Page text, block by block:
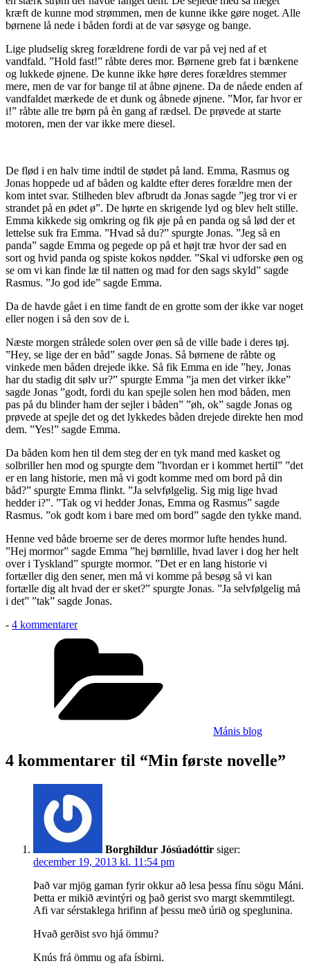
kræft de kunne mod strømmen, men de kunne ikke gøre noget. Alle
børnene lå nede i båden fordi at de var søsyge og bange.
Lige pludselig skreg forældrene fordi de var på vej ned af et
vandfald. ”Hold fast!” råbte deres mor. Børnene greb fat i bænkene
og lukkede øjnene. De kunne ikke høre deres forældres stemmer
mere, men de var for bange til at åbne øjnene. Da de nåede enden af
vandfaldet mærkede de et dunk og åbnede øjnene. ”Mor, far hvor er
i!” råbte alle tre børn på èn gang af rædsel. De prøvede at starte
motoren, men der var ikke mere diesel.
De flød i en halv time indtil de stødet på land. Emma, Rasmus og
Jonas hoppede ud af båden og kaldte efter deres forældre men der
kom intet svar. Stilheden blev afbrudt da Jonas sagde ”jeg tror vi er
strandet på en ødet ø”. De hørte en skrigende lyd og blev helt stille.
Emma kikkede sig omkring og fik øje på en panda og så lød der et
lettelse suk fra Emma. ”Hvad så du?” spurgte Jonas. ”Jeg så en
panda” sagde Emma og pegede op på et højt træ hvor der sad en
sort og hvid panda og spiste kokos nødder. ”Skal vi udforske øen og
se om vi kan finde læ til natten og mad for den sags skyld” sagde
Rasmus. ”Jo god ide” sagde Emma.
Da de havde gået i en time fandt de en grotte som der ikke var noget
eller nogen i så den sov de i.
Næste morgen strålede solen over øen så de ville bade i deres tøj.
”Hey, se lige der en båd” sagde Jonas. Så børnene de råbte og
vinkede men båden drejede ikke. Så fik Emma en ide ”hey, Jonas
har du stadig dit sølv ur?” spurgte Emma ”ja men det virker ikke”
sagde Jonas ”godt, fordi du kan spejle solen hen mod båden, men
pas på du blinder ham der sejler i båden” ”øh, ok” sagde Jonas og
prøvede at spejle det og det lykkedes båden drejede direkte hen mod
dem. ”Yes!” sagde Emma.
Da båden kom hen til dem steg der en tyk mand med kasket og
solbriller hen mod og spurgte dem ”hvordan er i kommet hertil” ”det
er en lang historie, men må vi godt komme med om bord på din
båd?” spurgte Emma flinkt. ”Ja selvfølgelig. Sig mig lige hvad
hedder i?”. ”Tak og vi hedder Jonas, Emma og Rasmus” sagde
Rasmus. ”ok godt kom i bare med om bord” sagde den tykke mand.
Henne ved både broerne ser de deres mormor lufte hendes hund.
”Hej mormor” sagde Emma ”hej børnlille, hvad laver i dog her helt
over i Tyskland” spurgte mormor. ”Det er en lang historie vi
fortæller dig den sener, men må vi komme på besøg så vi kan
fortælle dig alt hvad der er sket?” spurgte Jonas. ”Ja selvfølgelig må
i det” ”tak” sagde Jonas.
- 4 kommentarertil
Min
første
Mánis blog
4 kommentarer til “Min første novelle”
Borghildur Jósúadóttir siger:
december 19, 2013 kl. 11:54 pm
Það var mjög gaman fyrir okkur að lesa þessa fínu sögu Máni.
Þetta er mikið ævintýri og það gerist svo margt skemmtilegt.
Afi var sérstaklega hrifinn af þessu með úrið og speglunina.
Hvað gerðist svo hjá ömmu?
Knús frá ömmu og afa ísbirni.